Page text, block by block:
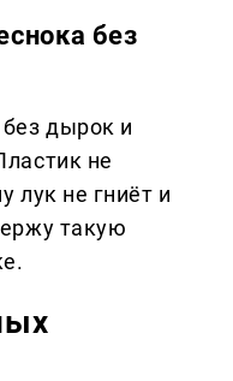
без
дырок и
не
лук не гниёт и
такую